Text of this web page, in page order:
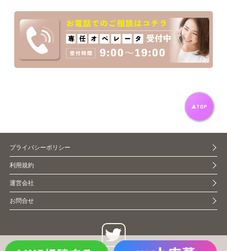
プライバシーポリシー
利用規約
運営会社
お問合せ